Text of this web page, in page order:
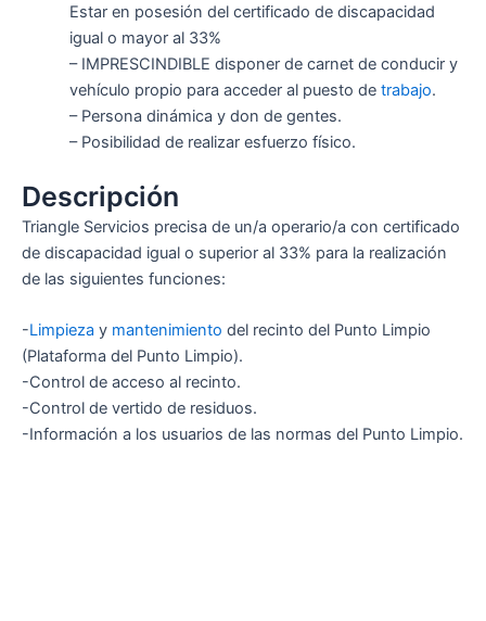
Estar en posesión del certificado de discapacidad
igual o mayor al 33%
– IMPRESCINDIBLE disponer de carnet de conducir y
vehículo propio para acceder al puesto de trabajo.
– Persona dinámica y don de gentes.
– Posibilidad de realizar esfuerzo físico.
Descripción
Triangle Servicios precisa de un/a operario/a con certificado
de discapacidad igual o superior al 33% para la realización
de las siguientes funciones:
-Limpieza y mantenimiento del recinto del Punto Limpio
(Plataforma del Punto Limpio).
-Control de acceso al recinto.
-Control de vertido de residuos.
-Información a los usuarios de las normas del Punto Limpio.